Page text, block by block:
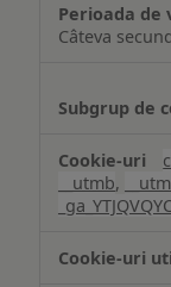
Câteva
__utmb,